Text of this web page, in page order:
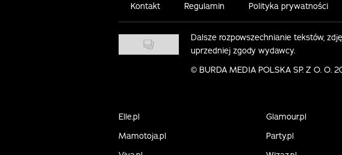
Kontakt Regulamin Polityka prywatności
Dalsze rozpowszechnianie tekstów,
uprzedniej zgody wydawcy.
© BURDA MEDIA POLSKA SP. Z O. O.
Elle.pl Glamour.pl
Mamotoja.pl
Party.pl